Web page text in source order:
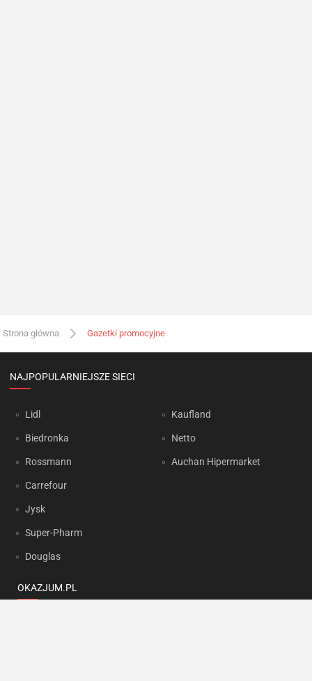
Strona główna Gazetki promocyjne
NAJPOPULARNIEJSZE SIECI
Lidl
Biedronka
Rossmann
Carrefour
Jysk
Super-Pharm
Douglas
Kaufland
Netto
Auchan Hipermarket
OKAZJUM.PL